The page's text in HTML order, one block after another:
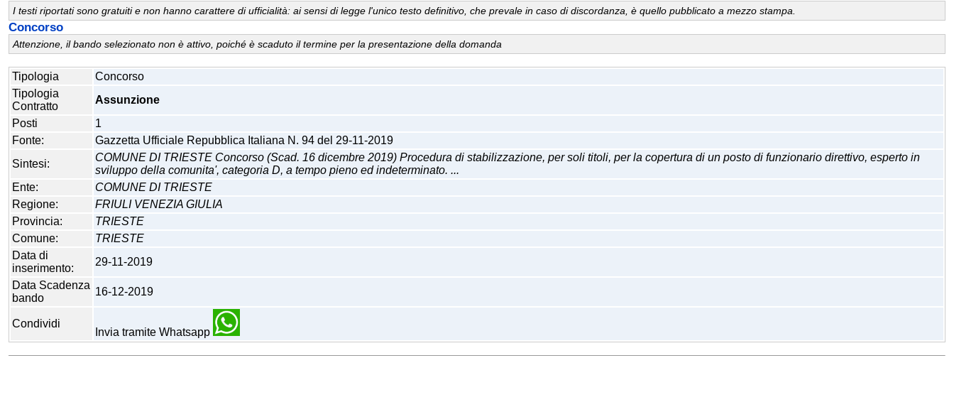
I testi riportati sono gratuiti e non hanno carattere di ufficialità: ai sensi di legge l'unico testo definitivo, che prevale in caso di discordanza, è quello pubblicato a mezzo stampa.
Concorso
Attenzione, il bando selezionato non è attivo, poiché è scaduto il termine per la presentazione della domanda
Tipologia
Concorso
Tipologia
Contratto
Assunzione
Posti
1
Fonte:
Gazzetta Ufficiale Repubblica Italiana N. 94 del 29-11-2019
Sintesi:
COMUNE DI TRIESTE Concorso (Scad. 16 dicembre 2019) Procedura di stabilizzazione, per soli titoli, per la copertura di un posto di funzionario direttivo, esperto in
sviluppo della comunita', categoria D, a tempo pieno ed indeterminato. ...
Ente:
COMUNE DI TRIESTE
Regione:
FRIULI VENEZIA GIULIA
Provincia:
TRIESTE
Comune:
TRIESTE
Data di
inserimento:
29-11-2019
Data Scadenza
bando
16-12-2019
Condividi
Invia tramite Whatsapp